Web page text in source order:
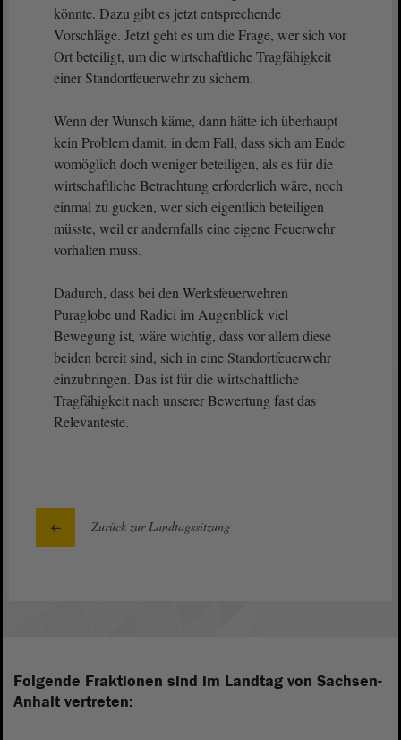
könnte. Dazu gibt es jetzt entsprechende
Vorschläge. Jetzt geht es um die Frage, wer sich vor
Ort beteiligt, um die wirtschaftliche Tragfähigkeit
einer Standortfeuerwehr zu sichern.
Wenn der Wunsch käme, dann hätte ich überhaupt
kein Problem damit, in dem Fall, dass sich am Ende
womöglich doch weniger beteiligen, als es für die
wirtschaftliche Betrachtung erforderlich wäre, noch
einmal zu gucken, wer sich eigentlich beteiligen
müsste, weil er andernfalls eine eigene Feuerwehr
vorhalten muss.
Dadurch, dass bei den Werksfeuerwehren
Puraglobe und Radici im Augenblick viel
Bewegung ist, wäre wichtig, dass vor allem diese
beiden bereit sind, sich in eine Standortfeuerwehr
einzubringen. Das ist für die wirtschaftliche
Tragfähigkeit nach unserer Bewertung fast das
Relevanteste.
Zurück zur Landtagssitzung
Folgende Fraktionen sind im Landtag von Sachsen-
Anhalt vertreten: